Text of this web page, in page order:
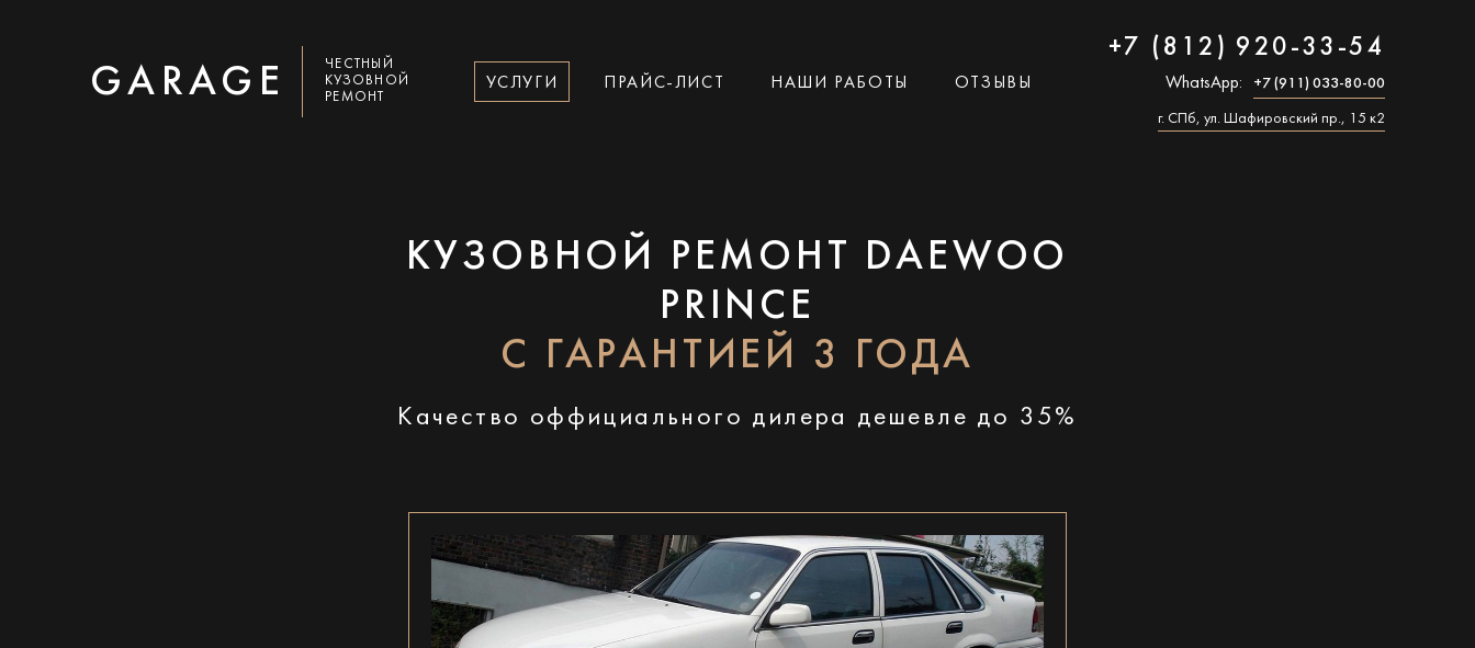
GARAGE
ЧЕСТНЫЙ
КУЗОВНОЙ
РЕМОНТ
УСЛУГИ ПРАЙС-ЛИСТ НАШИ РАБОТЫ ОТЗЫВЫ
+7 (812) 920-33-54
WhatsApp: +7 (911) 033-80-00
г. СПб, ул. Шафировский пр., 15 к2
КУЗОВНОЙ РЕМОНТ DAEWOO
PRINCE
С ГАРАНТИЕЙ 3 ГОДА
Качество оффициального дилера дешевле до 35%